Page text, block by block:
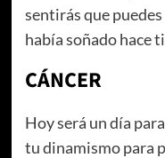
sentirás que
había soñado hace
CÁNCER
Hoy será un día
tu dinamismo para